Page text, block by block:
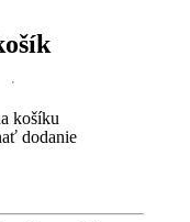
cena košíku
košíku
dodanie